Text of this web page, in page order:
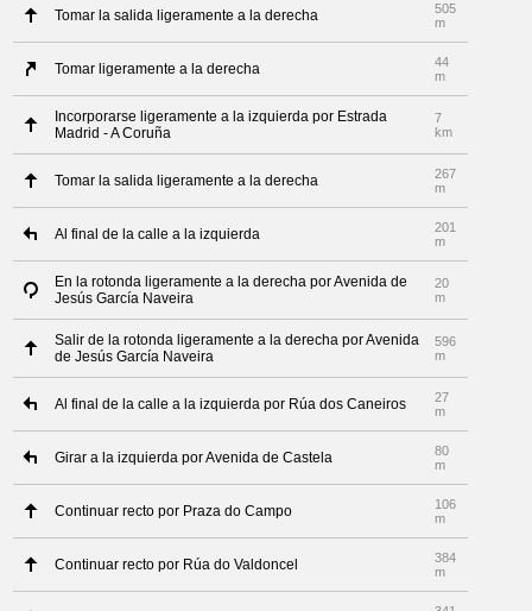
Tomar la salida ligeramente a la derecha
505
m
Tomar ligeramente a la derecha
44
m
Incorporarse ligeramente a la izquierda por Estrada
Madrid - A Coruña
7
km
Tomar la salida ligeramente a la derecha
267
m
Al final de la calle a la izquierda
201
m
En la rotonda ligeramente a la derecha por Avenida de
Jesús García Naveira
20
m
Salir de la rotonda ligeramente a la derecha por Avenida
de Jesús García Naveira
596
m
Al final de la calle a la izquierda por Rúa dos Caneiros
27
m
Girar a la izquierda por Avenida de Castela
80
m
Continuar recto por Praza do Campo
106
m
Continuar recto por Rúa do Valdoncel
384
m